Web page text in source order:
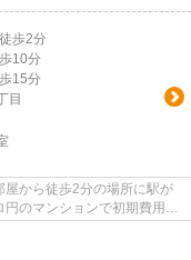
歩2分
10分
15分
目
から徒歩2分の場所に駅が
のマンションで初期費用を